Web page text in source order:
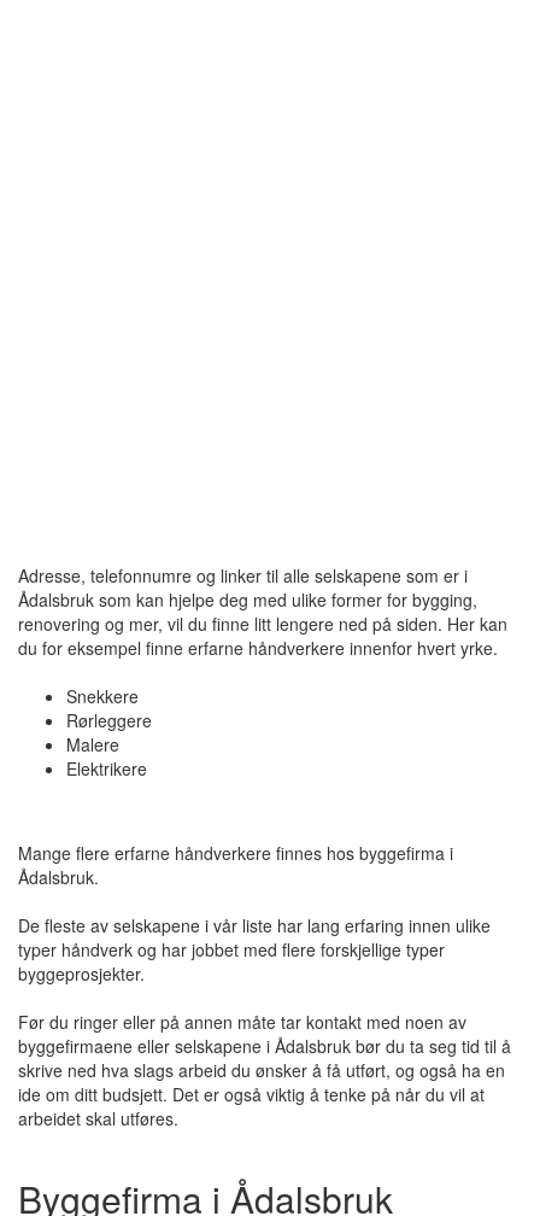
Adresse, telefonnumre og linker til alle selskapene som er i
Ådalsbruk som kan hjelpe deg med ulike former for bygging,
renovering og mer, vil du finne litt lengere ned på siden. Her kan
du for eksempel finne erfarne håndverkere innenfor hvert yrke.
Snekkere
Rørleggere
Malere
Elektrikere
Mange flere erfarne håndverkere finnes hos byggefirma i
Ådalsbruk.
De fleste av selskapene i vår liste har lang erfaring innen ulike
typer håndverk og har jobbet med flere forskjellige typer
byggeprosjekter.
Før du ringer eller på annen måte tar kontakt med noen av
byggefirmaene eller selskapene i Ådalsbruk bør du ta seg tid til å
skrive ned hva slags arbeid du ønsker å få utført, og også ha en
ide om ditt budsjett. Det er også viktig å tenke på når du vil at
arbeidet skal utføres.
Byggefirma i Ådalsbruk